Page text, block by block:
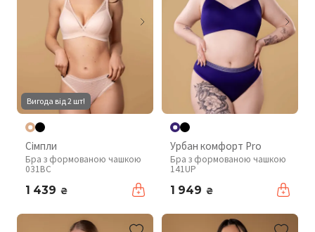
Вигода від 2 шт!
Сімпли
Бра з формованою чашкою
031BC
1 439 ₴
Урбан комфорт Pro
Бра з формованою чашкою
141UP
1 949 ₴